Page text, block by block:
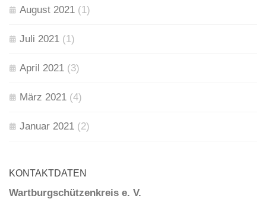
August 2021 (1)
Juli 2021 (1)
April 2021 (3)
März 2021 (4)
Januar 2021 (2)
KONTAKTDATEN
Wartburgschützenkreis e. V.